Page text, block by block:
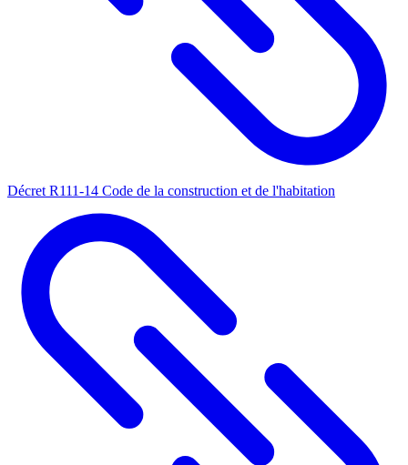
Décret R111-14 Code de la construction et de l'habitation